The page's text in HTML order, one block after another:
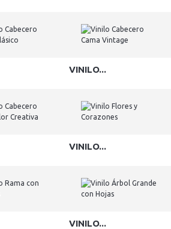
VINILO...
VINILO...
VINILO...